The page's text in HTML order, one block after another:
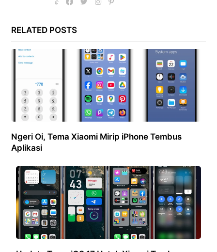
RELATED POSTS
Ngeri Oi, Tema Xiaomi Mirip iPhone Tembus
Aplikasi